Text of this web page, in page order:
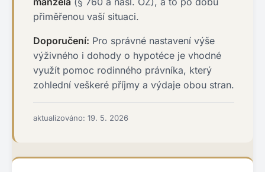
přiměřenou vaší situaci.
Doporučení: Pro správné nastavení výše
výživného i dohody o hypotéce je vhodné
využít pomoc rodinného právníka, který
zohlední veškeré příjmy a výdaje obou stran.
aktualizováno: 19. 5. 2026